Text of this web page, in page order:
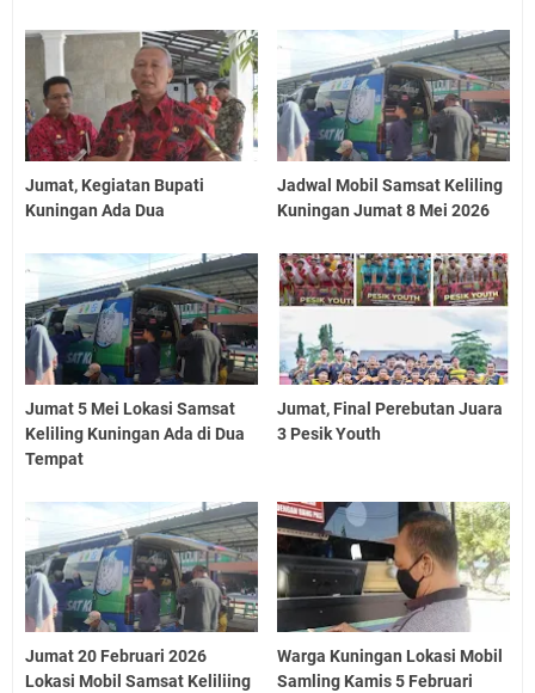
Jumat, Kegiatan Bupati
Kuningan Ada Dua
Jadwal Mobil Samsat Keliling
Kuningan Jumat 8 Mei 2026
Jumat 5 Mei Lokasi Samsat
Keliling Kuningan Ada di Dua
Tempat
Jumat, Final Perebutan Juara
3 Pesik Youth
Jumat 20 Februari 2026
Lokasi Mobil Samsat Keliliing
Warga Kuningan Lokasi Mobil
Samling Kamis 5 Februari